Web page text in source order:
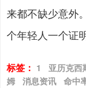
来都不缺少意外
个年轻人一个证
标签： 1 亚历克西
姆 消息资讯 命中